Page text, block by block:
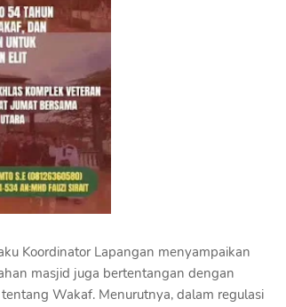
Koordinator Lapangan menyampaikan
masjid juga bertentangan dengan
Wakaf. Menurutnya, dalam regulasi